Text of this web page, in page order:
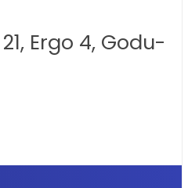
Ergo 4, Godu-